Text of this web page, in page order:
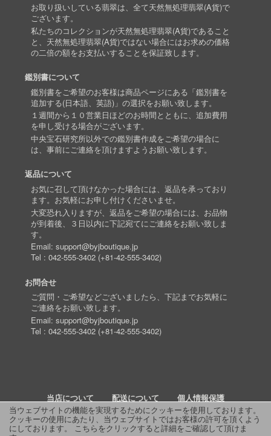
当ウェブサイトの機能を実現するためにクッキーを使用しております。
クッキーの使用にあたり、当ウェブサイトではお客様の許可を頂くよう
にしております。 こちらをクリックすると詳細をご確認して頂けま
お取り扱いしている翡翠は、全て天然無処理翡翠(A貨)で
ございます。
私たちのコレクションが天然無処理翡翠(A貨)であること
と、天然無処理翡翠(A貨)ではない場合にはお求めの価格
の二倍の額をお支払いすることを保証致します。
鑑別書について
鑑別書をご希望のお客様は商品ページにある「鑑別書を
追加する(日本語、英語)」の選択をお願い致します。
１週間から１０営業日ほどのお時間とともに、追加費用
を申し受ける場合がございます。
中央宝石研究所以外での鑑別書作成をご希望の場合に
は、事前にご連絡を頂けますようお願い致します。
返品について
お気に召して頂けなかった場合には、返品を承っており
ます。お気軽にお申し付けくださいませ。
大変恐れ入りますが、返品をご希望の場合には、お品物
が到着後、３日以内に下記宛てにご連絡をお願い致しま
す。
Email: support@byjboutique.jp
Tel : 042-555-3402(+81-42-555-3402)
お問合せ
ご質問・ご希望などございましたら、下記までお気軽に
ご連絡をお願い致します。
Email: support@byjboutique.jp
Tel : 042-555-3402(+81-42-555-3402)
当店について 配送について
個人情報保護
詳細検索
よくあるご質問 お問い合わせ RSS